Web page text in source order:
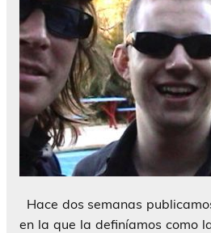
Hace dos semanas
en la que la definíamos como